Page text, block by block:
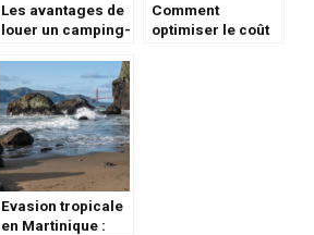
Les avantages de
louer un camping-
organisées en
famille
Comment
optimiser le coût
Evasion tropicale
en Martinique :